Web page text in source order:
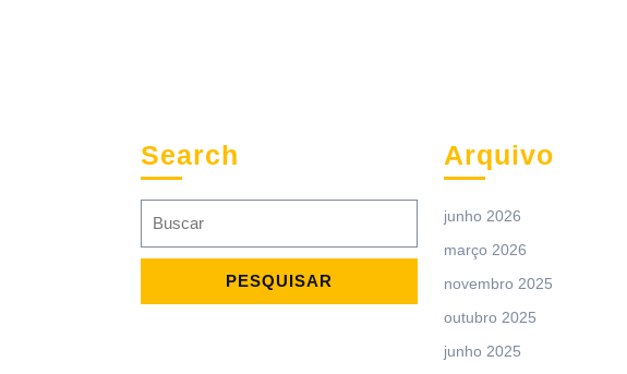
Search
for:
Arquivo
junho 2026
março 2026
novembro 2025
outubro 2025
junho 2025